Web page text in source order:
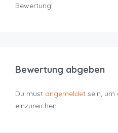
Bewertung!
Bewertung abgeben
Du must angemeldet sein, um
einzureichen.